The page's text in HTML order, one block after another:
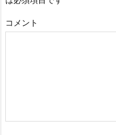
コメント